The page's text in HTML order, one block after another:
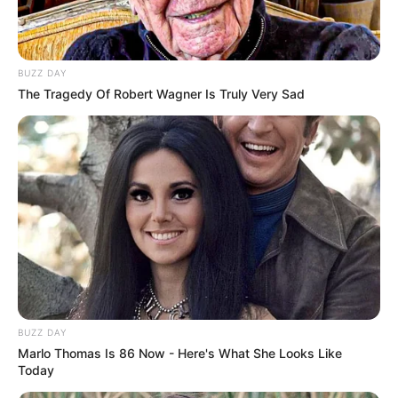
-G
⚖️Valores totais por estado
BUZZ DAY
The Tragedy Of Robert Wagner Is Truly Very Sad
BUZZ DAY
Marlo Thomas Is 86 Now - Here's What She Looks Like
Today